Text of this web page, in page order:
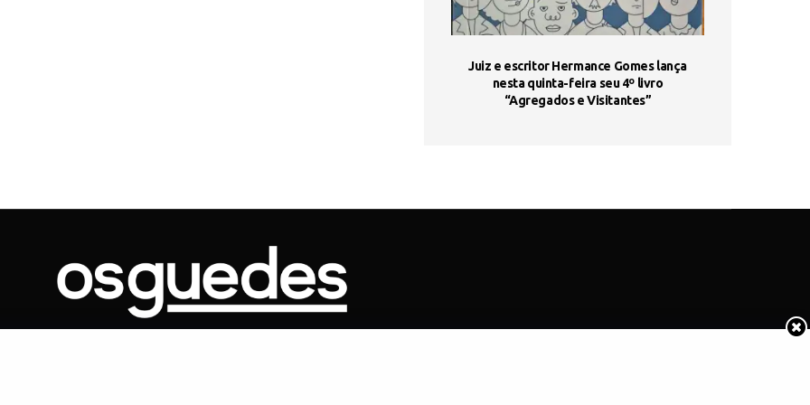
Juiz e escritor Hermance Gomes lança
nesta quinta-feira seu 4º livro
“Agregados e Visitantes”